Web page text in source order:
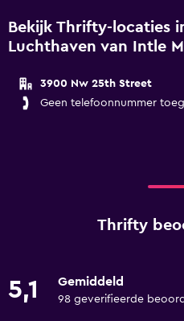
Bekijk Thrifty-locaties
Luchthaven van Intle
3900 Nw 25th Street
Geen telefoonnummer
Thrifty
5,1 Gemiddeld
98 geverifieerde